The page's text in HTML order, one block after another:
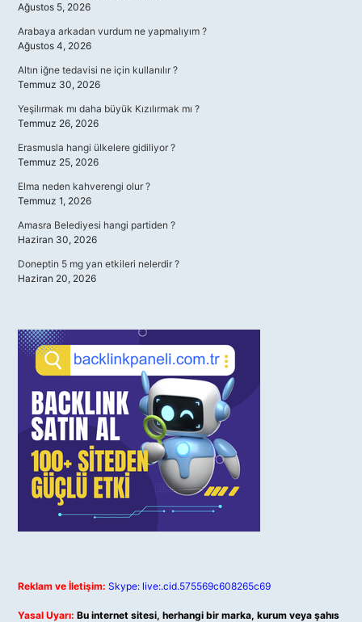
Ağustos 5, 2026
Arabaya arkadan vurdum ne yapmalıyım ?
Ağustos 4, 2026
Altın iğne tedavisi ne için kullanılır ?
Temmuz 30, 2026
Yeşilırmak mı daha büyük Kızılırmak mı ?
Temmuz 26, 2026
Erasmusla hangi ülkelere gidiliyor ?
Temmuz 25, 2026
Elma neden kahverengi olur ?
Temmuz 1, 2026
Amasra Belediyesi hangi partiden ?
Haziran 30, 2026
Doneptin 5 mg yan etkileri nelerdir ?
Haziran 20, 2026
Reklam ve İletişim: Skype: live:.cid.575569c608265c69
Yasal Uyarı: Bu internet sitesi, herhangi bir marka, kurum veya şahıs